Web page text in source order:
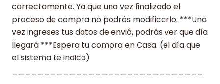
correctamente. Ya que una vez finalizado el
proceso de compra no podrás modificarlo. ***Una
vez ingreses tus datos de envió, podrás ver que día
llegará ***Espera tu compra en Casa. (el día que
el sistema te indico)